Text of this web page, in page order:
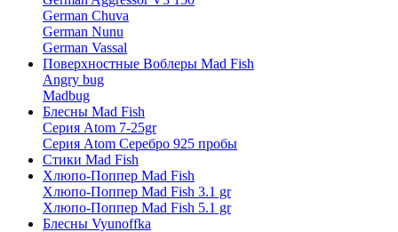
German Chuva
German Nunu
German Vassal
Поверхностные Воблеры Mad Fish
Angry bug
Madbug
Блесны Mad Fish
Серия Atom 7-25gr
Серия Atom Серебро 925 пробы
Стики Mad Fish
Хлюпо-Поппер Mad Fish
Хлюпо-Поппер Mad Fish 3.1 gr
Хлюпо-Поппер Mad Fish 5.1 gr
Блесны Vyunoffka